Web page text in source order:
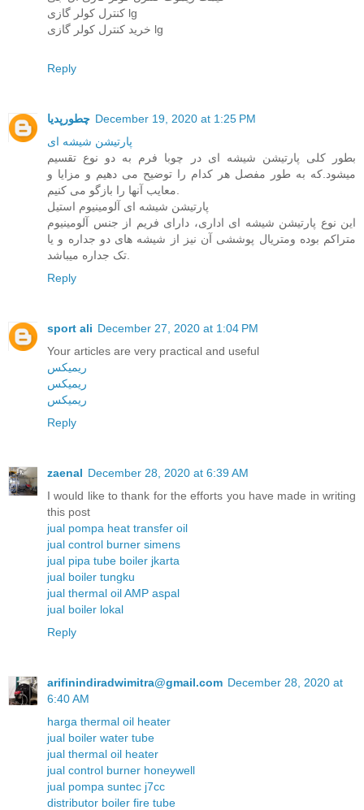
کنترل کولر گازی lg
خرید کنترل کولر گازی lg
Reply
چطورپدیا December 19, 2020 at 1:25 PM
پارتیشن شیشه ای
بطور کلی پارتیشن شیشه ای در چوبا فرم به دو نوع تقسیم
میشود.که به طور مفصل هر کدام را توضیح می دهیم و مزایا و
پارتیشن شیشه ای آلومینیوم استیل
این نوع پارتیشن شیشه ای اداری، دارای فریم از جنس آلومینیوم
متراکم بوده ومتریال پوششی آن نیز از شیشه های دو جداره و یا
Reply
sport ali December 27, 2020 at 1:04 PM
Your articles are very practical and useful
ریمیکس
ریمیکس
ریمیکس
Reply
zaenal December 28, 2020 at 6:39 AM
I would like to thank for the efforts you have made in writing
this post
jual pompa heat transfer oil
jual control burner simens
jual pipa tube boiler jkarta
jual boiler tungku
jual thermal oil AMP aspal
jual boiler lokal
Reply
arifinindiradwimitra@gmail.com December 28, 2020 at
6:40 AM
harga thermal oil heater
jual boiler water tube
jual thermal oil heater
jual control burner honeywell
jual pompa suntec j7cc
distributor boiler fire tube